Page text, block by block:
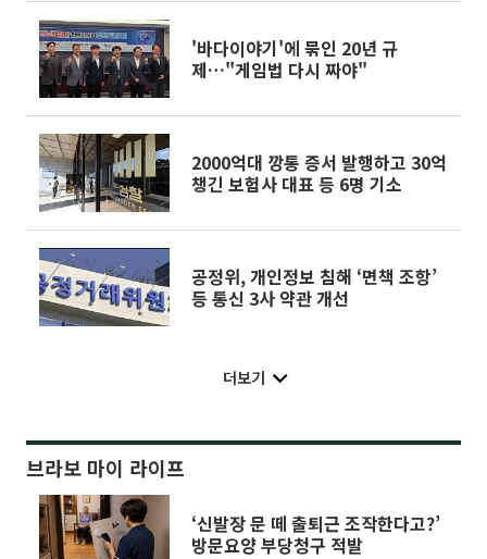
'바다이야기'에 묶인 20년 규
제…"게임법 다시 짜야"
2000억대 깡통 증서 발행하고 30억
챙긴 보험사 대표 등 6명 기소
공정위, 개인정보 침해 ‘면책 조항’
등 통신 3사 약관 개선
더보기
브라보 마이 라이프
‘신발장 문 떼 출퇴근 조작한다고?’
방문요양 부당청구 적발